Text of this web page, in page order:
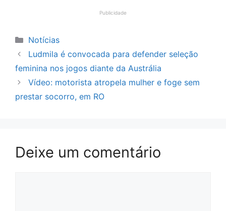
Publicidade
Categorias
Notícias
Ludmila é convocada para defender seleção
feminina nos jogos diante da Austrália
Vídeo: motorista atropela mulher e foge sem
prestar socorro, em RO
Deixe um comentário